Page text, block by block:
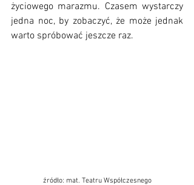
życiowego marazmu. Czasem wystarczy
jedna noc, by zobaczyć, że może jednak
warto spróbować jeszcze raz.
źródło: mat. Teatru Współczesnego